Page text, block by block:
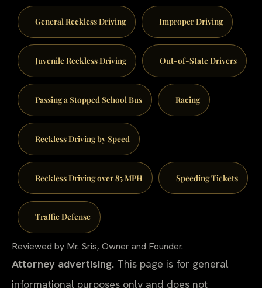
General Reckless Driving Improper Driving
Juvenile Reckless Driving Out-of-State Drivers
Passing a Stopped School Bus Racing
Reckless Driving by Speed
Reckless Driving over 85 MPH Speeding Tickets
Traffic Defense
Reviewed by Mr. Sris, Owner and Founder.
Attorney advertising. This page is for general
informational purposes only and does not